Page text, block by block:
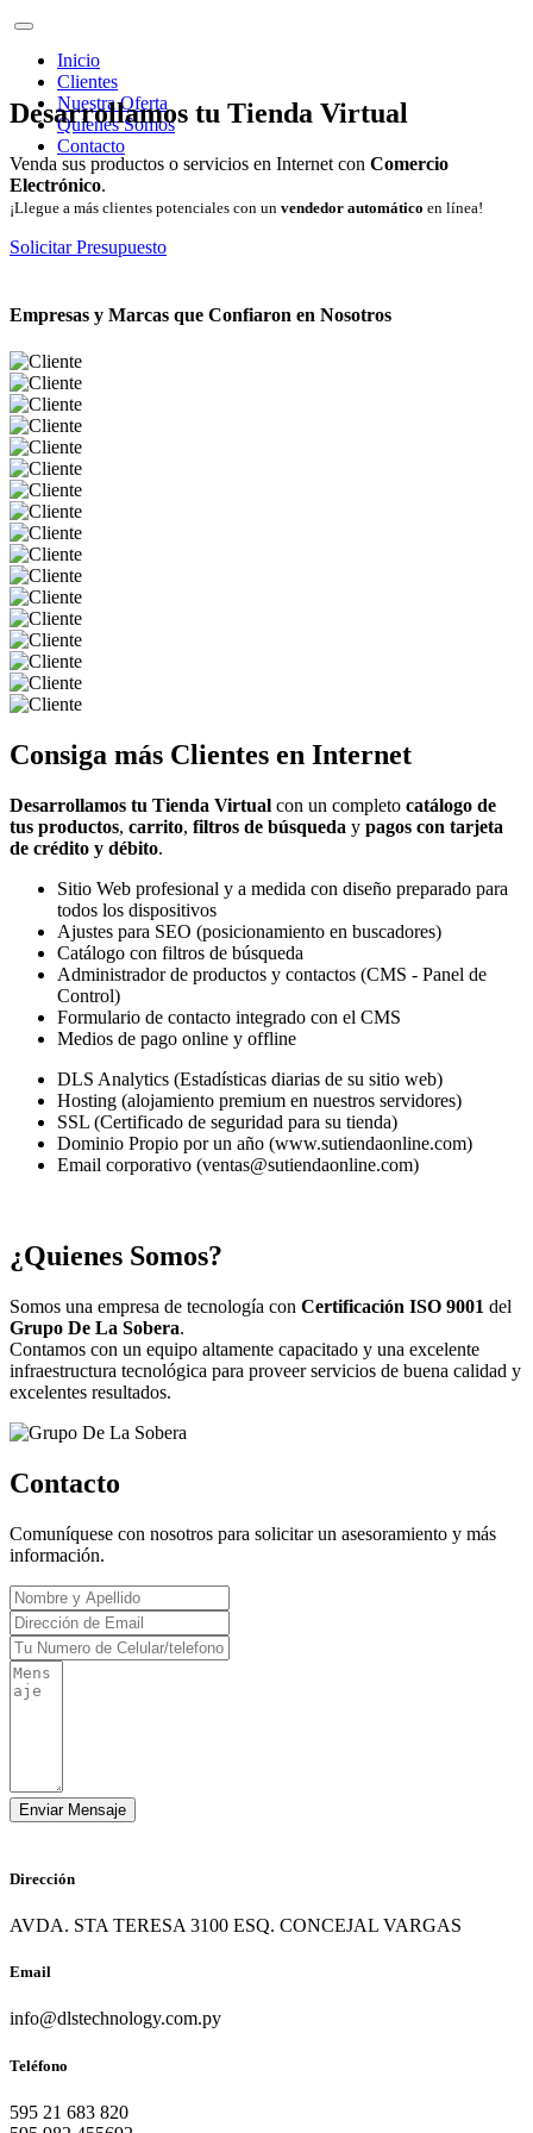
Inicio
Clientes
Nuestra Oferta
Quienes Somos
Contacto
Desarrollamos tu Tienda Virtual
Venda sus productos o servicios en Internet con Comercio
Electrónico.
¡Llegue a más clientes potenciales con un vendedor automático en línea!
Solicitar Presupuesto
Empresas y Marcas que Confiaron en Nosotros
Consiga más Clientes en Internet
Desarrollamos tu Tienda Virtual con un completo catálogo de
tus productos, carrito, filtros de búsqueda y pagos con tarjeta
de crédito y débito.
Sitio Web profesional y a medida con diseño preparado para
todos los dispositivos
Ajustes para SEO (posicionamiento en buscadores)
Catálogo con filtros de búsqueda
Administrador de productos y contactos (CMS - Panel de
Control)
Formulario de contacto integrado con el CMS
Medios de pago online y offline
DLS Analytics (Estadísticas diarias de su sitio web)
Hosting (alojamiento premium en nuestros servidores)
SSL (Certificado de seguridad para su tienda)
Dominio Propio por un año (www.sutiendaonline.com)
Email corporativo (ventas@sutiendaonline.com)
¿Quienes Somos?
Somos una empresa de tecnología con Certificación ISO 9001 del
Grupo De La Sobera.
Contamos con un equipo altamente capacitado y una excelente
infraestructura tecnológica para proveer servicios de buena calidad y
excelentes resultados.
Contacto
Comuníquese con nosotros para solicitar un asesoramiento y más
información.
Dirección
AVDA. STA TERESA 3100 ESQ. CONCEJAL VARGAS
Email
info@dlstechnology.com.py
Teléfono
595 21 683 820